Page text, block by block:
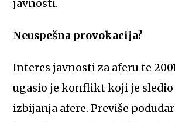
javnosti.
Neuspešna provokacija?
Interes javnosti za aferu te
ugasio je konflikt koji je sledio
izbijanja afere. Previše